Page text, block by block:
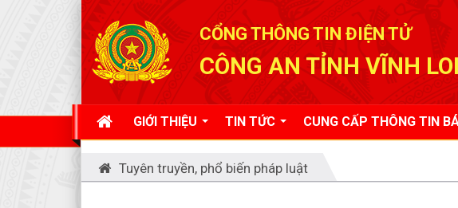
CỔNG THÔNG TIN ĐIỆN TỬ
CÔNG AN TỈNH VĨNH
GIỚI THIỆU TIN TỨC CUNG CẤP THÔNG TIN
Tuyên truyền, phổ biến pháp luật